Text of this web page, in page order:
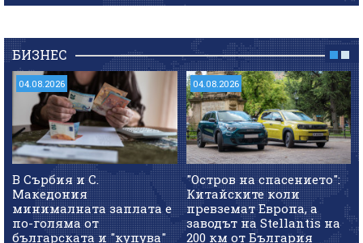
БИЗНЕС
04.08.2026
В Сърбия и С.
Македония
минималната заплата е
по-голяма от
българската и "купува"
04.08.2026
"Остров на спасението":
Китайските коли
превземат Европа, а
заводът на Stellantis на
200 км от България